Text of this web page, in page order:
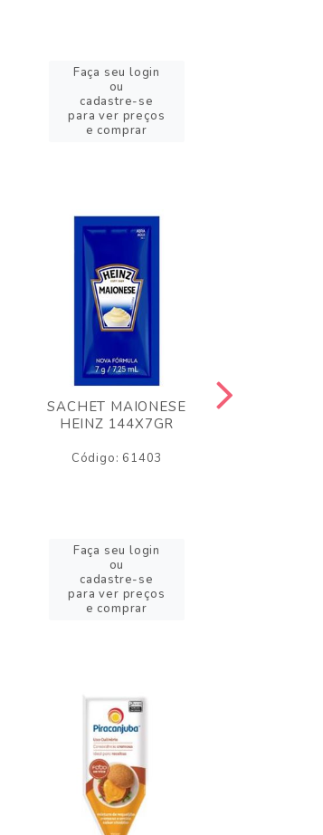
Faça seu login
ou
cadastre-se
para ver preços
e comprar
SACHET MAIONESE
HEINZ 144X7GR
Código: 61403
Faça seu login
ou
cadastre-se
para ver preços
e comprar